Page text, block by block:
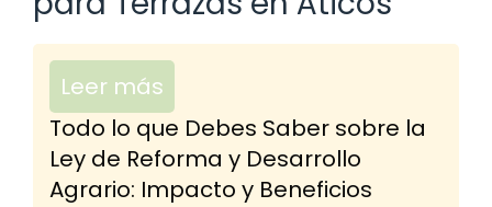
Leer más
Todo lo que Debes Saber sobre la
Ley de Reforma y Desarrollo
Agrario: Impacto y Beneficios